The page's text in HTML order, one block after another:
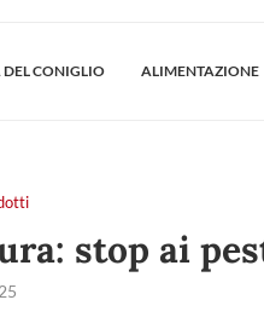
DEL CONIGLIO ALIMENTAZIONE
stop ai